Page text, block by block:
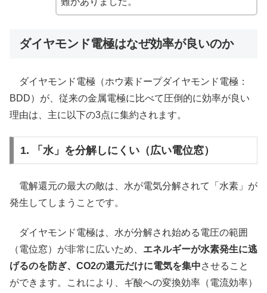
ダイヤモンド電極はなぜ効率が良いのか
ダイヤモンド電極（ホウ素ドープダイヤモンド電極：
BDD）が、従来の金属電極に比べて圧倒的に効率が良い
理由は、主に以下の3点に集約されます。
1. 「水」を分解しにくい（広い電位窓）
電解還元の最大の敵は、水が電気分解されて「水素」が
発生してしまうことです。
ダイヤモンド電極は、水が分解され始める電圧の範囲
（電位窓）が非常に広いため、 エネルギーが水素発生に逃
げるのを防ぎ、CO2の還元だけに電気を集中させること
ができます。これにより、ギ酸への変換効率（電流効率）